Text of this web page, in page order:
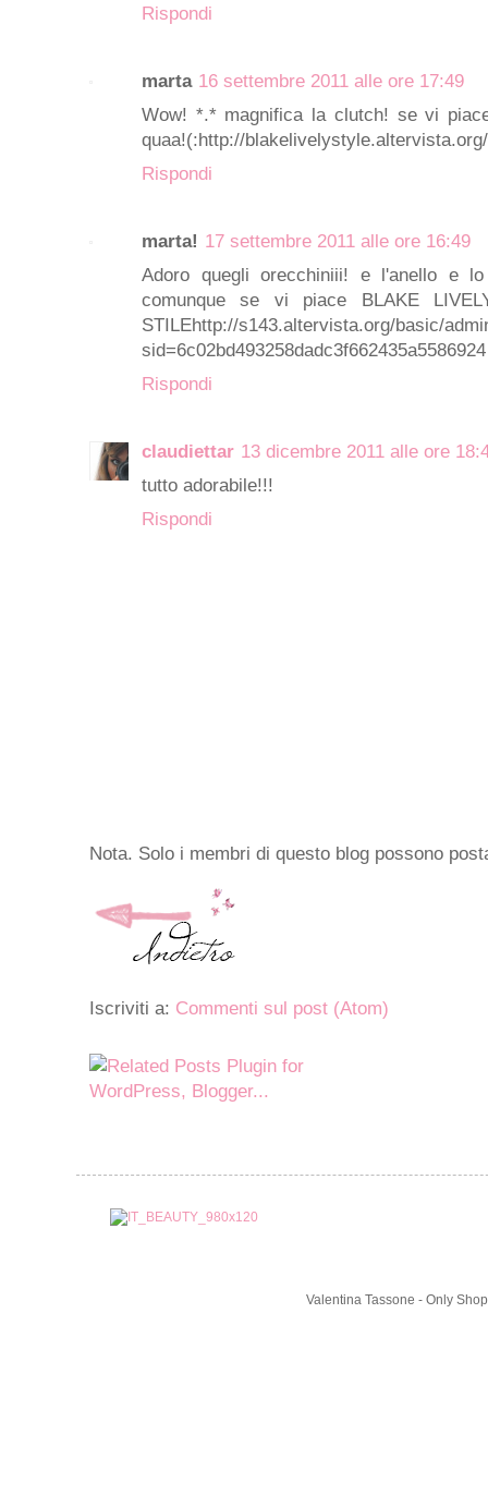
Rispondi
marta 16 settembre 2011 alle ore 17:49
Wow! *.* magnifica la clutch! se vi
quaa!(:http://blakelivelystyle.altervista.org/
Rispondi
marta! 17 settembre 2011 alle ore 16:49
Adoro quegli orecchiniii! e l'anello e
comunque se vi piace BLAKE
STILEhttp://s143.altervista.org/basic/
sid=6c02bd493258dadc3f662435a5586924
Rispondi
claudiettar 13 dicembre 2011 alle ore
tutto adorabile!!!
Rispondi
Nota. Solo i membri di questo blog possono
Iscriviti a: Commenti sul post (Atom)
Valentina Tassone - Only